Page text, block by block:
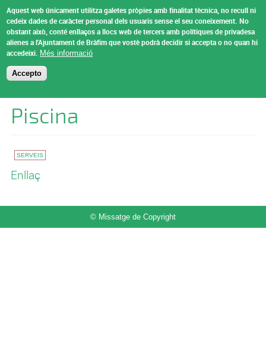
Aquest web únicament utilitza galetes pròpies amb finalitat tècnica, no recull ni
cedeix dades de caràcter personal dels usuaris sense el seu coneixement.No
obstant això, conté enllaços a llocs web de tercers amb polítiques de privadesa
alienes a l'Ajuntament de Bràfim que vostè podrà decidir si accepta o no quan hi
accedeixi. Més informació
Accepto
Vés al contingut
Ajuntament de
Bràfim
Esteu aquí
Piscina
SERVEIS
Enllaç
© Missatge de Copyright
Menu